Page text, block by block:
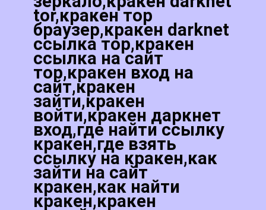
tor,кракен тор
браузер,кракен darknet
ссылка тор,кракен
ссылка на сайт
тор,кракен вход на
сайт,кракен
зайти,кракен
войти,кракен даркнет
вход,где найти ссылку
кракен,где взять
ссылку на кракен,как
зайти на сайт
кракен,как найти
кракен,кракен